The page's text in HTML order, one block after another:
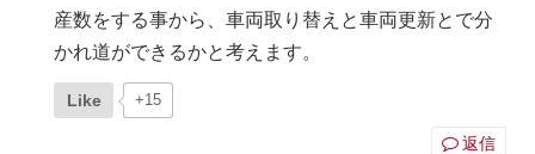
産数をする事から、車両取り替えと車両更新とで分
かれ道ができるかと考えます。
Like +15
返信